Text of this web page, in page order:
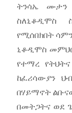
ትንሳኤ ሙታን
ስለኒቆዲሞስ
የሚሰበክበት
ኒቆዲሞስ
የተማረ
ከፈሪሳውያን
በሃይማኖት
በመትጋትና ወደ